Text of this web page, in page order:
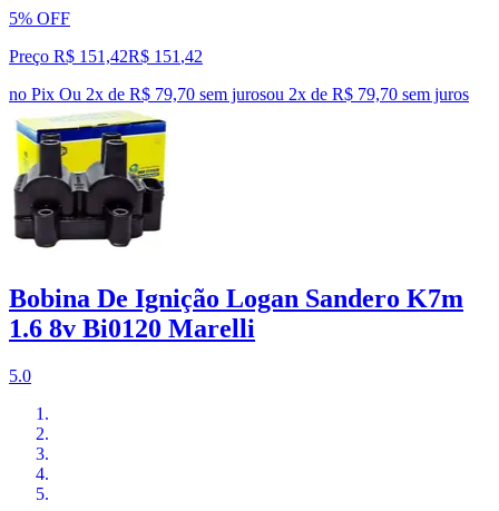
5% OFF
Preço R$ 151,42R$ 151,42
no Pix Ou 2x de R$ 79,70 sem jurosou 2x de R$ 79,70 sem juros
Bobina De Ignição Logan Sandero K7m
1.6 8v Bi0120 Marelli
5.0